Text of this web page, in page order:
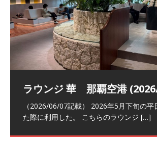
祝！日本航空・マリオットの
トナーシップによるFOP無
テイタスマッチ
ラウンジ 華 那覇空港
（2026/06/07記載） 2026年5月下旬の
た際に利用した。 こちらのラウンジ […]
The Coral Executive
ンナプーム国際空港国内線
(2026/01)
日本航空 羽田空港国際線フ
クラスラウンジ (2026/01)
（2026/03/18記載） 2026年1月、毎年恒
バンコクエアウェイズ スワ
ム国際空港国内線ラウンジ
（2026/03/13記載） 2026年1月上旬にバ